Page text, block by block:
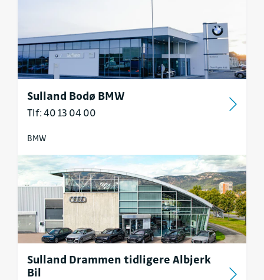
Sulland Bodø BMW
Tlf: 40 13 04 00
BMW
Sulland Drammen tidligere Albjerk
Bil